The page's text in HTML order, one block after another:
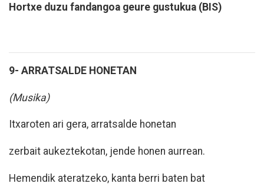
Hortxe duzu fandangoa geure gustukua (BIS)
9- ARRATSALDE HONETAN
(Musika)
Itxaroten ari gera, arratsalde honetan
zerbait aukeztekotan, jende honen aurrean.
Hemendik ateratzeko, kanta berri baten bat